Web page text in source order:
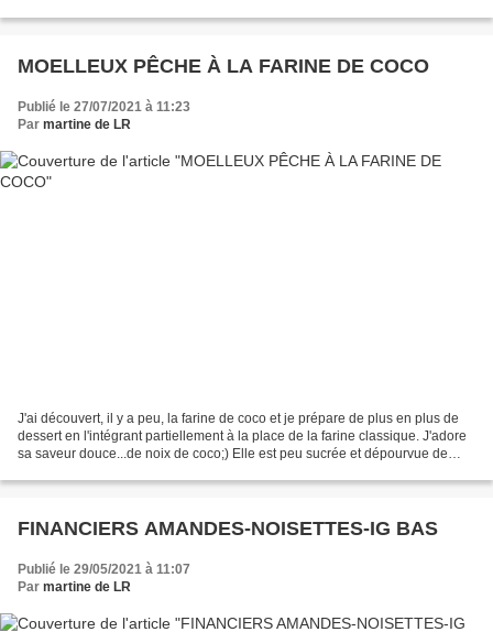
MOELLEUX PÊCHE À LA FARINE DE COCO
Publié le 27/07/2021 à 11:23
Par martine de LR
J'ai découvert, il y a peu, la farine de coco et je prépare de plus en plus de
dessert en l'intégrant partiellement à la place de la farine classique. J'adore
sa saveur douce...de noix de coco;) Elle est peu sucrée et dépourvue de
FINANCIERS AMANDES-NOISETTES-IG BAS
Publié le 29/05/2021 à 11:07
Par martine de LR